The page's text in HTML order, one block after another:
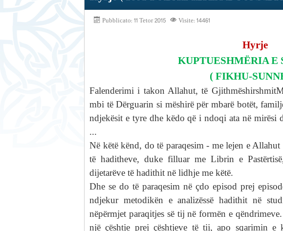
Pubblicato: 11 Tetor 2015 Visite: 14461
Hyrje
KUPTUESHMËRIA E
( FIKHU-
Falenderimi i takon Allahut, të Gjithm
mbi të Dërguarin si mëshirë për mbarë botët,
ndjekësit e tyre dhe këdo që i ndoqi ata në
...
Në këtë kënd, do të paraqesim - me lejen e
të haditheve, duke filluar me Librin e
dijetarëve të hadithit në lidhje me këtë.
Dhe se do të paraqesim në çdo episod prej
ndjekur metodikën e analizëssë hadithit në
nëpërmjet paraqitjes së tij në formën e
një çështje prej çështjeve të tij, apo sqarimin